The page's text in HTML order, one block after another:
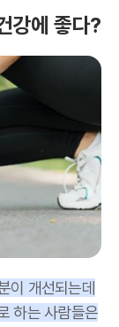
강에 좋다?
이 개선되는데
하는 사람들은